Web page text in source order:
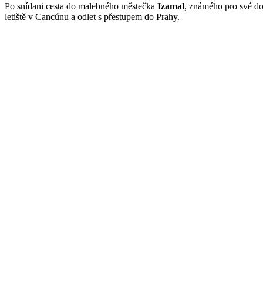
Po snídani cesta do malebného městečka Izamal, známého pro své
letiště v Cancúnu a odlet s přestupem do Prahy.